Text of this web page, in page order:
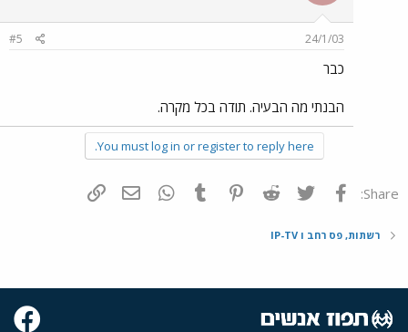
24/1/03
#5
כבר
הבנתי מה הבעיה. תודה בכל מקרה.
You must log in or register to reply here.
Share: פייסבוק Twitter
Reddit
Pinterest
Tumblr
WhatsAppדואר אלקטרוני
רשתות, פס רחב ו IP-TV